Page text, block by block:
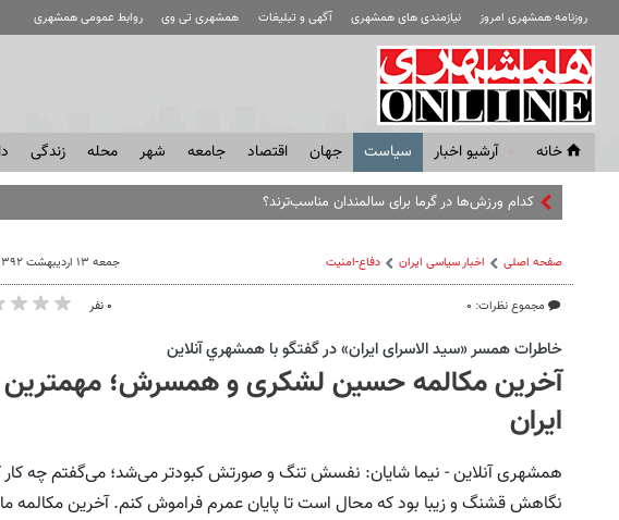
روزنامه همشهری امروز نیازمندی های همشهری آگهی و تبلیغات همشهری تی وی روابط عمومی همشهری
خانه آرشیو اخبار سياست جهان اقتصاد جامعه شهر محله زندگی
کدام ورزش‌ها در گرما برای سالمندان مناسب‌ترند؟
صفحه اصلی اخبار سیاسی ایران دفاع-امنیت
مجموع نظرات: ۰
جمعه ۱۳ اردیبهشت ۱۳۹۲ - ۱۱:۵۳
۰ نفر
خاطرات همسر «سید الاسرای ایران» در گفتگو با همشهري آنلاين
آخرین مکالمه حسین لشکری و همسرش؛
ایران
همشهری آنلاین - نیما شایان: نفسش تنگ و صورتش کبودتر می‌شد؛ می‌گفتم چه کار
نگاهش قشنگ و زیبا بود که محال است تا پایان عمرم فراموش کنم. آخرین مکالمه
۹ با ماه + فیلم